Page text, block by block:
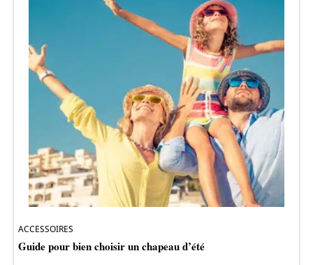
ACCESSOIRES
Guide pour bien choisir un chapeau d’été